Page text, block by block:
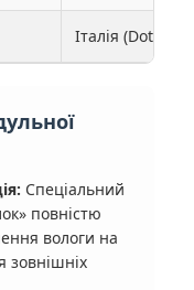
Італія
Спеціальний
повністю
вологи на
зовнішніх